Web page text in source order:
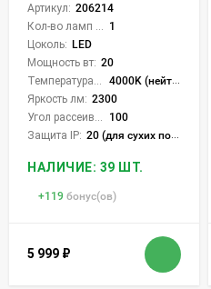
Артикул: 206214
1
Цоколь: LED
Мощность вт: 20
4000K (нейтральный)
Яркость лм: 2300
100
Защита IP: 20 (для сухих пом.)
НАЛИЧИЕ: 39 ШТ.
+119 бонус(ов)
5 999 ₽